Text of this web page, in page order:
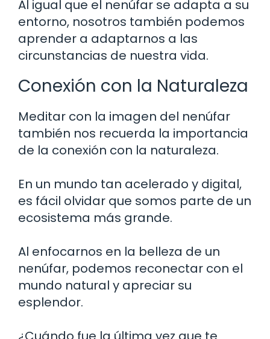
Al igual que el nenúfar se adapta a su
entorno, nosotros también podemos
aprender a adaptarnos a las
circunstancias de nuestra vida.
Conexión con la Naturaleza
Meditar con la imagen del nenúfar
también nos recuerda la importancia
de la conexión con la naturaleza.
En un mundo tan acelerado y digital,
es fácil olvidar que somos parte de un
ecosistema más grande.
Al enfocarnos en la belleza de un
nenúfar, podemos reconectar con el
mundo natural y apreciar su
esplendor.